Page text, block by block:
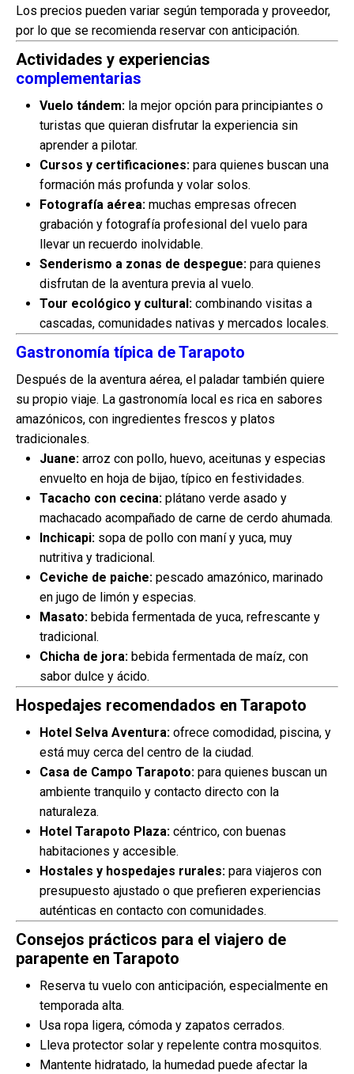
Los precios pueden variar según temporada y proveedor,
por lo que se recomienda reservar con anticipación.
Actividades y experiencias
complementarias
Vuelo tándem: la mejor opción para principiantes o
turistas que quieran disfrutar la experiencia sin
aprender a pilotar.
Cursos y certificaciones: para quienes buscan una
formación más profunda y volar solos.
Fotografía aérea: muchas empresas ofrecen
grabación y fotografía profesional del vuelo para
llevar un recuerdo inolvidable.
Senderismo a zonas de despegue: para quienes
disfrutan de la aventura previa al vuelo.
Tour ecológico y cultural: combinando visitas a
cascadas, comunidades nativas y mercados locales.
Gastronomía típica de Tarapoto
Después de la aventura aérea, el paladar también quiere
su propio viaje. La gastronomía local es rica en sabores
amazónicos, con ingredientes frescos y platos
tradicionales.
Juane: arroz con pollo, huevo, aceitunas y especias
envuelto en hoja de bijao, típico en festividades.
Tacacho con cecina: plátano verde asado y
machacado acompañado de carne de cerdo ahumada.
Inchicapi: sopa de pollo con maní y yuca, muy
nutritiva y tradicional.
Ceviche de paiche: pescado amazónico, marinado
en jugo de limón y especias.
Masato: bebida fermentada de yuca, refrescante y
tradicional.
Chicha de jora: bebida fermentada de maíz, con
sabor dulce y ácido.
Hospedajes recomendados en Tarapoto
Hotel Selva Aventura: ofrece comodidad, piscina, y
está muy cerca del centro de la ciudad.
Casa de Campo Tarapoto: para quienes buscan un
ambiente tranquilo y contacto directo con la
naturaleza.
Hotel Tarapoto Plaza: céntrico, con buenas
habitaciones y accesible.
Hostales y hospedajes rurales: para viajeros con
presupuesto ajustado o que prefieren experiencias
auténticas en contacto con comunidades.
Consejos prácticos para el viajero de
parapente en Tarapoto
Reserva tu vuelo con anticipación, especialmente en
temporada alta.
Usa ropa ligera, cómoda y zapatos cerrados.
Lleva protector solar y repelente contra mosquitos.
Mantente hidratado, la humedad puede afectar la